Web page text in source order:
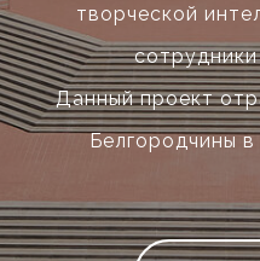
творческой
Данный проект
Белгородчины